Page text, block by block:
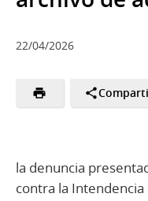
22/04/2026
la denuncia
contra la